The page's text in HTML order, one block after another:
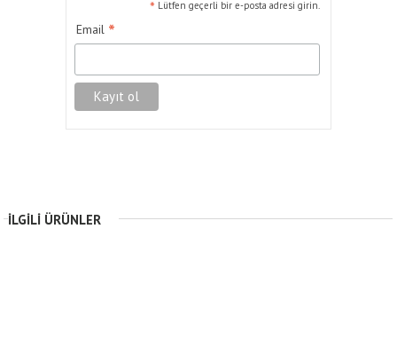
* Lütfen geçerli bir e-posta adresi girin.
Email *
İLGILI ÜRÜNLER